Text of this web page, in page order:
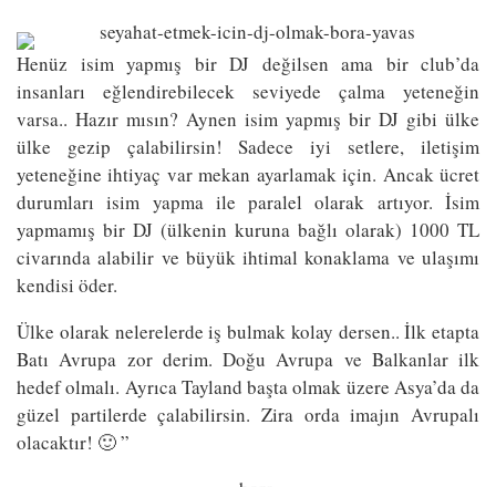
Henüz isim yapmış bir DJ değilsen ama bir club’da
insanları eğlendirebilecek seviyede çalma yeteneğin
varsa.. Hazır mısın? Aynen isim yapmış bir DJ gibi ülke
ülke gezip çalabilirsin! Sadece iyi setlere, iletişim
yeteneğine ihtiyaç var mekan ayarlamak için. Ancak ücret
durumları isim yapma ile paralel olarak artıyor. İsim
yapmamış bir DJ (ülkenin kuruna bağlı olarak) 1000 TL
civarında alabilir ve büyük ihtimal konaklama ve ulaşımı
kendisi öder.
Ülke olarak nelerelerde iş bulmak kolay dersen.. İlk etapta
Batı Avrupa zor derim. Doğu Avrupa ve Balkanlar ilk
hedef olmalı. Ayrıca Tayland başta olmak üzere Asya’da da
güzel partilerde çalabilirsin. Zira orda imajın Avrupalı
olacaktır! 🙂 ”